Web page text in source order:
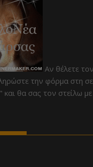
Αν θέλετε
την φόρμα στη
και θα σας τον στείλω